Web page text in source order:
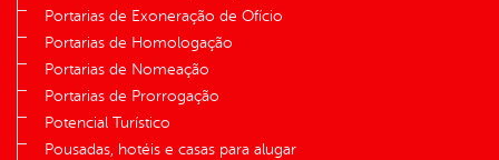
Portarias de Exoneração de Ofício
Portarias de Homologação
Portarias de Nomeação
Portarias de Prorrogação
Potencial Turístico
Pousadas, hotéis e casas para alugar